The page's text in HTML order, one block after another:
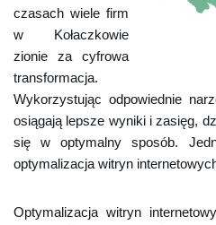
czasach wiele firm
w Kołaczkowie
zionie za cyfrowa
transformacja.
Wykorzystując odpowiednie
osiągają lepsze wyniki i zasięg,
się w optymalny sposób.
optymalizacja witryn
Optymalizacja witryn